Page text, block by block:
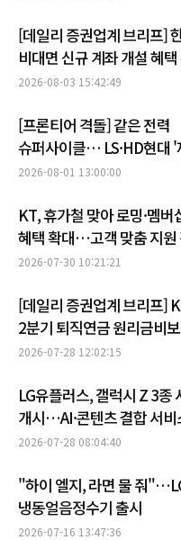
[데일리 증권업계 브리프]
비대면 신규 계좌 개설 혜
다각화 가속 外
2026-08-03 15:42:49
[프론티어 격돌] 같은 전력
슈퍼사이클… LS·HD현대
승부
2026-08-01 13:00:00
KT, 휴가철 맞아 로밍·멤버
혜택 확대…고객 맞춤 지원
2026-07-30 10:21:21
[데일리 증권업계 브리프]
2분기 퇴직연금 원리금비
1위 달성 外
2026-07-28 12:02:15
LG유플러스, 갤럭시 Z 3종
개시…AI·콘텐츠 결합 서비
2026-07-28 08:04:40
"하이 엘지, 라면 물 줘
냉동얼음정수기 출시
2026-07-16 13:47:36